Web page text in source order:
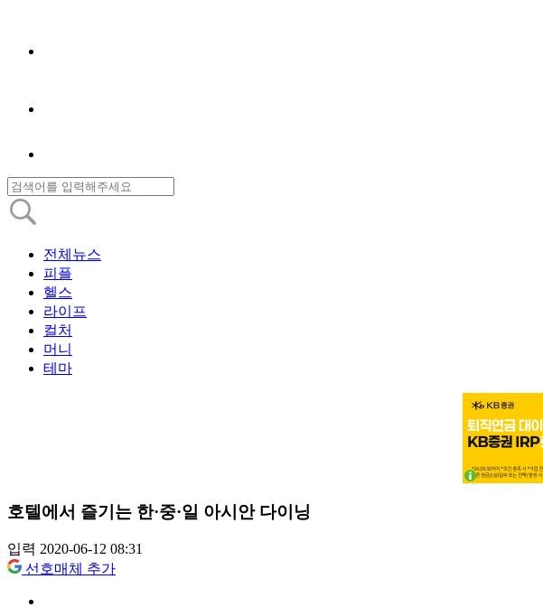
전체뉴스
피플
헬스
라이프
컬처
머니
테마
호텔에서 즐기는 한·중·일 아시안 다이닝
입력 2020-06-12 08:31
선호매체 추가